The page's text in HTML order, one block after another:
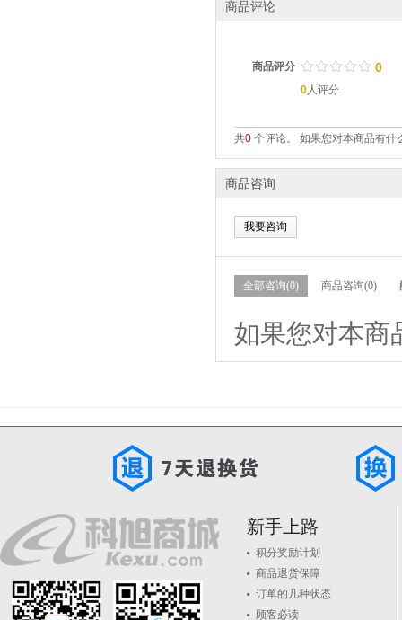
商品评论
商品评分 / / / / /
. . . . . 0
0人评分
共0 个评论。 如果您对本商品有什
商品咨询
我要咨询
全部咨询(0) 商品咨询(0)
如果您对本商
新手上路
积分奖励计划
商品退货保障
订单的几种状态
顾客必读